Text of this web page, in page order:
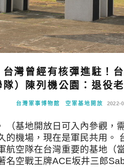
台灣曾經有核彈進駐！
隊）陳列機公園：退役
台灣軍事博物館 空軍基地開放 2022-
（基地開放日可入內參觀，
的機場，現在是軍民共用。
航空隊在台灣重要的基地（
名空戰王牌ACE坂井三郎